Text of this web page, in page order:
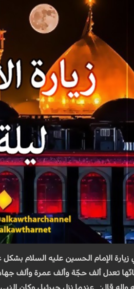
زيارة الإمام الحسين عليه السلام
تعدل ألف حجّة وألف عمرة وألف